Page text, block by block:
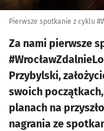
Pierwsze spotkanie z cyklu
Za nami pierwsze
Przybylski,
swoich
planach na
nagrania ze